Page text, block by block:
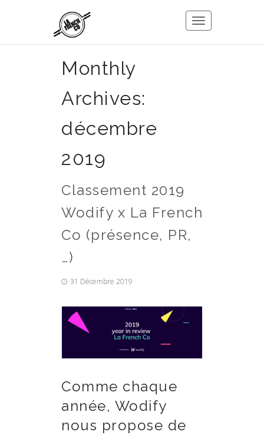
Toggle
Monthly
Archives:
décembre
2019
Classement 2019
Wodify x La French
Co (présence, PR,
…)
31 Décembre 2019
Comme chaque
année, Wodify
nous propose de